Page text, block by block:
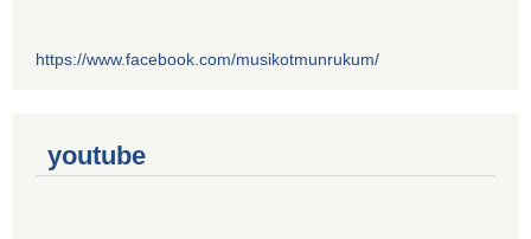
https://www.facebook.com/musikotmunrukum/
youtube